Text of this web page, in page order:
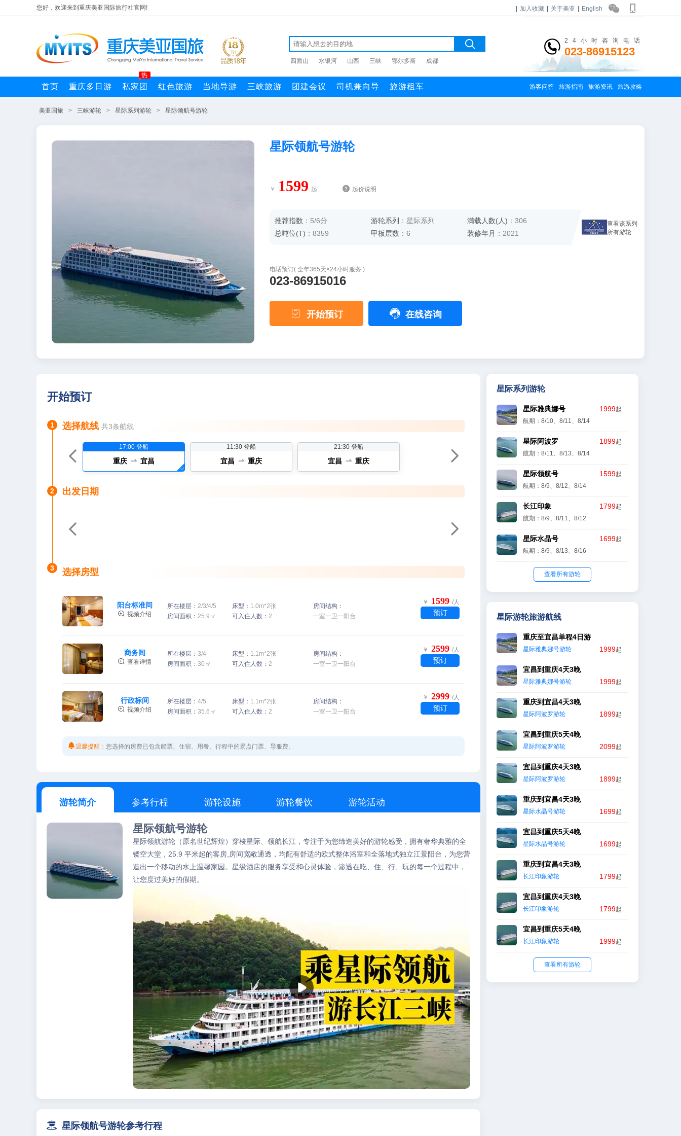
您好，欢迎来到重庆美亚国际旅行社官网! 加入收藏 关于美亚 English
四面山 水银河 山西 三峡 鄂尔多斯 成都
24小时咨询电话
023-86915123
首页 重庆多日游 私家团
热
红色旅游 当地导游 三峡旅游 团建会议 司机兼向导 旅游租车 游客问答 旅游指南 旅游资讯 旅游攻略
美亚国旅 > 三峡游轮 > 星际系列游轮 > 星际领航号游轮
星际领航号游轮
￥ 1599 起  起价说明
推荐指数 ：5/6分 游轮系列 ：星际系列 满载人数(人) ：306
总吨位(T) ：8359 甲板层数 ：6 装修年月 ：2021
查看该系列
所有游轮
电话预订( 全年365天×24小时服务 )
023-86915016
 开始预订  在线咨询
1
2
3
开始预订
选择航线 共3条航线

17:00 登船
重庆  宜昌
11:30 登船
宜昌  重庆
21:30 登船
宜昌  重庆 
出发日期
 
选择房型
阳台标准间
 视频介绍
所在楼层： 2/3/4/5
房间面积： 25.9㎡
床型： 1.0m*2张
可入住人数： 2
房间结构：
一室一卫一阳台
￥ 1599 /人
预订
商务间
 查看详情
所在楼层： 3/4
房间面积： 30㎡
床型： 1.1m*2张
可入住人数： 2
房间结构：
一室一卫一阳台
￥ 2599 /人
预订
行政标间
 视频介绍
所在楼层： 4/5
房间面积： 35.6㎡
床型： 1.1m*2张
可入住人数： 2
房间结构：
一室一卫一阳台
￥ 2999 /人
预订
温馨提醒： 您选择的房费已包含船票、住宿、用餐、行程中的景点门票、导服费。
游轮简介 参考行程 游轮设施 游轮餐饮 游轮活动
星际领航号游轮
星际领航游轮 （原名世纪辉煌）穿梭星际、领航长江，专注于为您缔造美好的游轮感受，拥有奢华典雅的全
镂空大堂，25.9 平米起的客房,房间宽敞通透，均配有舒适的欧式整体浴室和全落地式独立江景阳台，为您营
造出一个移动的水上温馨家园。星级酒店的服务享受和心灵体验，渗透在吃、住、行、玩的每一个过程中，
让您度过美好的假期。
 星际领航号游轮参考行程
星际系列游轮
星际雅典娜号 1999起
航期：8/10、8/11、8/14
星际阿波罗 1899起
航期：8/11、8/13、8/14
星际领航号 1599起
航期：8/9、8/12、8/14
长江印象 1799起
航期：8/9、8/11、8/12
星际水晶号 1699起
航期：8/9、8/13、8/16
查看所有游轮
星际游轮旅游航线
重庆至宜昌单程4日游
星际雅典娜号游轮 1999起
宜昌到重庆4天3晚
星际雅典娜号游轮 1999起
重庆到宜昌4天3晚
星际阿波罗游轮 1899起
宜昌到重庆5天4晚
星际阿波罗游轮 2099起
宜昌到重庆4天3晚
星际阿波罗游轮 1899起
重庆到宜昌4天3晚
星际水晶号游轮 1699起
宜昌到重庆5天4晚
星际水晶号游轮 1699起
重庆到宜昌4天3晚
长江印象游轮 1799起
宜昌到重庆4天3晚
长江印象游轮 1799起
宜昌到重庆5天4晚
长江印象游轮 1999起
查看所有游轮